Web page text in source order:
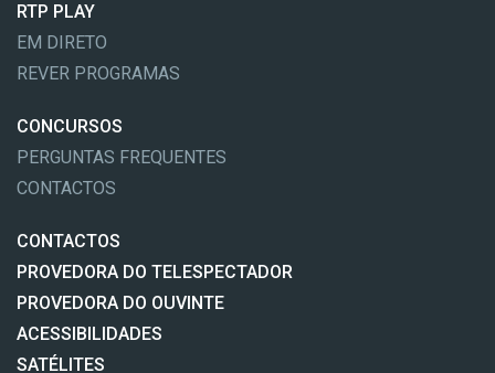
RTP PLAY
EM DIRETO
REVER PROGRAMAS
CONCURSOS
PERGUNTAS FREQUENTES
CONTACTOS
CONTACTOS
PROVEDORA DO TELESPECTADOR
PROVEDORA DO OUVINTE
ACESSIBILIDADES
SATÉLITES